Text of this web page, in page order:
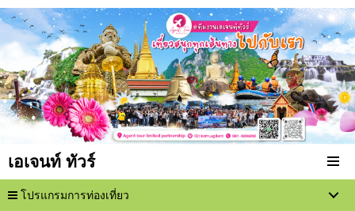
เอเจนท์ ทัวร์
โปรแกรมการท่องเที่ยว